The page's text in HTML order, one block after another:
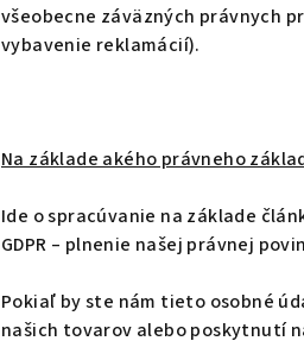
všeobecne záväzných právnych
vybavenie reklamácií).
Na základe akého právneho
Ide o spracúvanie na základe
GDPR – plnenie našej právnej
Pokiaľ by ste nám tieto osobné
našich tovarov alebo poskytnutí